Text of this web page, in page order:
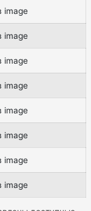
image
image
image
image
image
image
image
image